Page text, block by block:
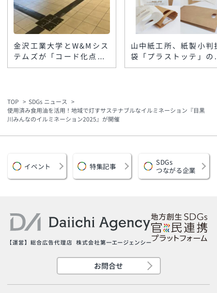
金沢工業大学とW&Mシス
テムズが「コード化点字
ブロック」を楽天地ビル
山中紙工所、紙製小判
袋「プラストッテ」の
格製造を開始 低コス
TOP
SDGs ニュース
使用済み食用油を活用！地域で灯すサステナブルなイルミネーション『目黒
川みんなのイルミネーション2025』が開催
イベント 特集記事
SDGs
つながる企業
お問合せ